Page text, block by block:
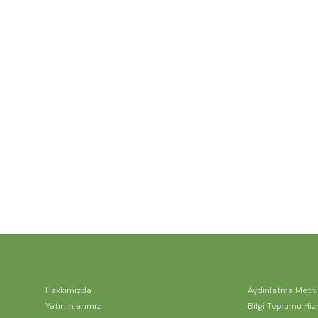
Hakkımızda
Yatırımlarımız
Aydınlatma Metni
Bilgi Toplumu